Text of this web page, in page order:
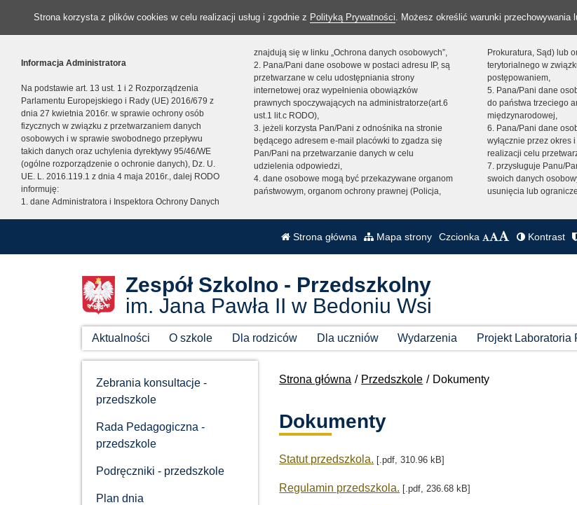
Strona korzysta z plików cookies w celu realizacji usług i zgodnie z Polityką Prywatności. Możesz określić warunki przechowywania
Informacja Administratora
Na podstawie art. 13 ust. 1 i 2 Rozporządzenia
Parlamentu Europejskiego i Rady (UE) 2016/679 z
dnia 27 kwietnia 2016r. w sprawie ochrony osób
fizycznych w związku z przetwarzaniem danych
osobowych i w sprawie swobodnego przepływu
takich danych oraz uchylenia dyrektywy 95/46/WE
(ogólne rozporządzenie o ochronie danych), Dz. U.
UE. L. 2016.119.1 z dnia 4 maja 2016r., dalej RODO
informuję:
1. dane Administratora i Inspektora Ochrony Danych
znajdują się w linku „Ochrona danych osobowych”,
2. Pana/Pani dane osobowe w postaci adresu IP, są
przetwarzane w celu udostępniania strony
internetowej oraz wypełnienia obowiązków
prawnych spoczywających na administratorze(art.6
ust.1 lit.c RODO),
3. jeżeli korzysta Pan/Pani z odnośnika na stronie
będącego adresem e-mail placówki to zgadza się
Pan/Pani na przetwarzanie danych w celu
udzielenia odpowiedzi,
4. dane osobowe mogą być przekazywane organom
państwowym, organom ochrony prawnej (Policja,
Prokuratura, Sąd) lub
terytorialnego w
postępowaniem,
5. Pana/Pani dane
do państwa trzeciego
międzynarodowej,
6. Pana/Pani dane
wyłącznie przez okres
realizacji celu
7. przysługuje Panu/
swoich danych
usunięcia lub
Strona główna Mapa strony Czcionka Kontrast
Zespół Szkolno - Przedszkolny
im. Jana Pawła II w Bedoniu Wsi
Aktualności O szkole Dla rodziców Dla uczniów Wydarzenia Projekt Laboratoria
Strona główna Przedszkole Dokumenty
Dokumenty
Statut przedszkola. [.pdf, 310.96 kB]
Regulamin przedszkola. [.pdf, 236.68 kB]
Zebrania konsultacje -
przedszkole
Rada Pedagogiczna -
przedszkole
Podręczniki - przedszkole
Plan dnia